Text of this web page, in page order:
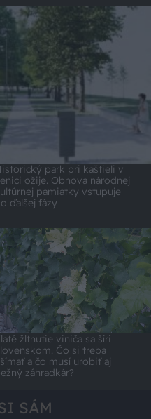
park pri kaštieli v
ožije. Obnova národnej
pamiatky vstupuje
ďalšej fázy
žltnutie viniča sa šíri
Čo si treba
a čo musí urobiť aj
záhradkár?
SÁM